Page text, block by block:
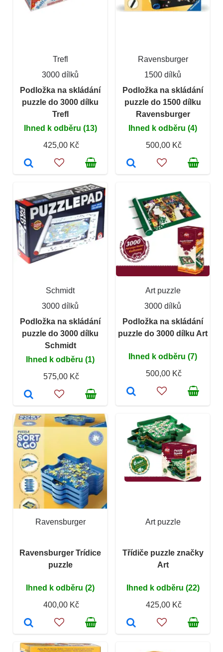
Trefl
3000 dílků
Podložka na skládání
puzzle do 3000 dílku
Trefl
Ihned k odběru (13)
425,00 Kč
Ravensburger
1500 dílků
Podložka na skládání
puzzle do 1500 dílku
Ravensburger
Ihned k odběru (4)
500,00 Kč
Schmidt
3000 dílků
Podložka na skládání
puzzle do 3000 dílku
Schmidt
Ihned k odběru (1)
575,00 Kč
Art puzzle
3000 dílků
Podložka na skládání
puzzle do 3000 dílku Art
Ihned k odběru (7)
500,00 Kč
Ravensburger
Ravensburger Trídice
puzzle
Ihned k odběru (2)
400,00 Kč
Art puzzle
Třídiče puzzle značky
Art
Ihned k odběru (22)
425,00 Kč